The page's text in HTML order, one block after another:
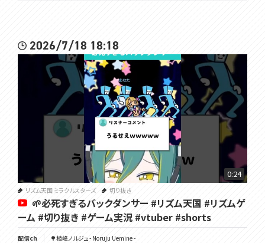
2026/7/18 18:18
0:24
リズム天国 ミラクルスターズ 切り抜き
🌱必死すぎるバックダンサー #リズム天国 #リズムゲ
ーム #切り抜き #ゲーム実況 #vtuber #shorts
配信ch 🌳植峰ノルジュ - Noruju Uemine -